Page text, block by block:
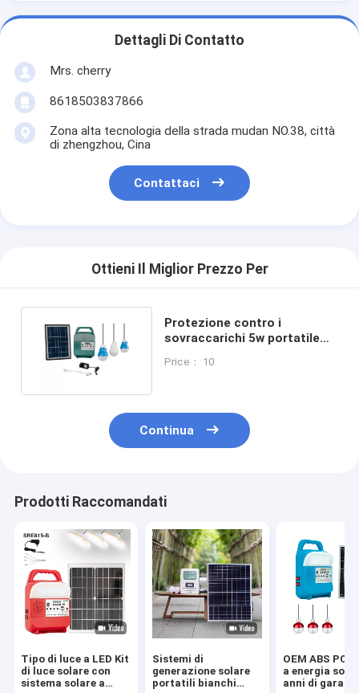
Dettagli Di Contatto
Mrs. cherry
8618503837866
Zona alta tecnologia della strada mudan NO.38, città
di zhengzhou, Cina
Contattaci
Ottieni Il Miglior Prezzo Per
Protezione contro i
sovraccarichi 5w portatile
Price： 10
Continua
Prodotti Raccomandati
Tipo di luce a LED Kit
di luce solare con
sistema solare a
Sistemi di
generazione solare
portatili bianchi
OEM ABS PC
a energia
anni di